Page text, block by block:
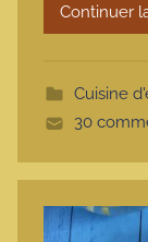
Continuer
Cuisine
30